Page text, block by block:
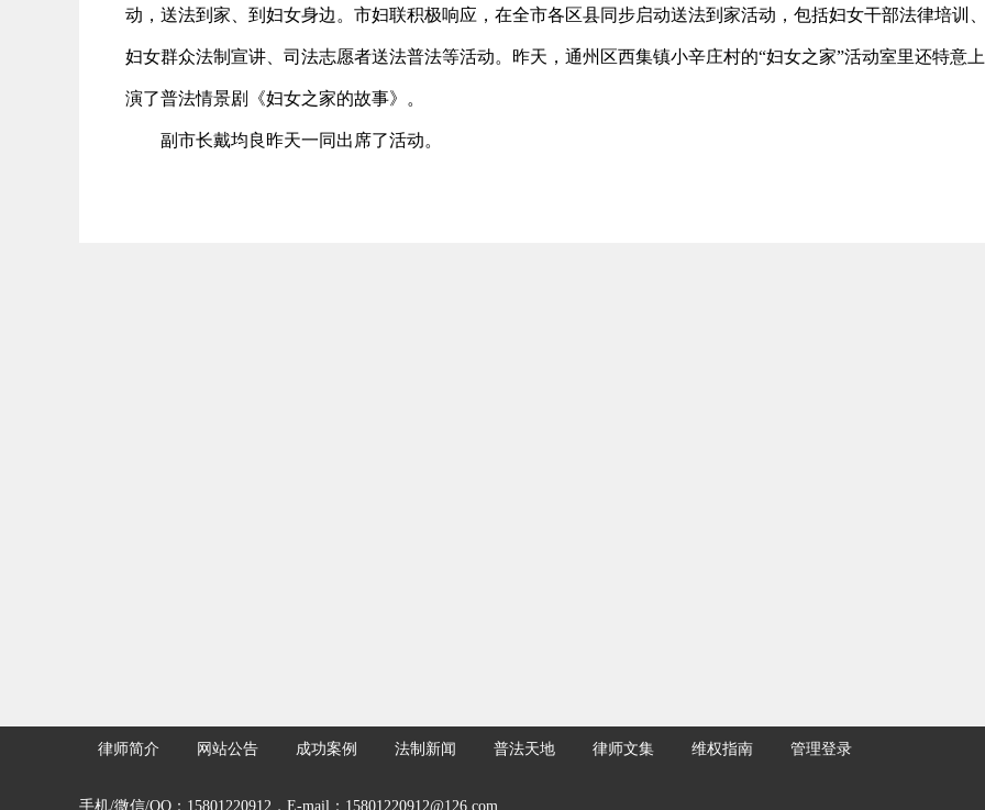
动，送法到家、到妇女身边。市妇联积极响应，在全市各区县同步启动送法到家活动，包括妇女干部法律培训
妇女群众法制宣讲、司法志愿者送法普法等活动。昨天，通州区西集镇小辛庄村的“妇女之家”活动室里还特意上
演了普法情景剧《妇女之家的故事》。
副市长戴均良昨天一同出席了活动。
手机/微信/QQ：15801220912，E-mail：15801220912@126.com
律师简介 网站公告 成功案例 法制新闻 普法天地 律师文集 维权指南 管理登录